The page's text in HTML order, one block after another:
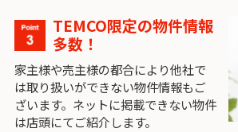
TEMCO限定の物件情報
多数！
家主様や売主様の都合により他社で
は取り扱いができない物件情報もご
ざいます。ネットに掲載できない物件
は店頭にてご紹介します。